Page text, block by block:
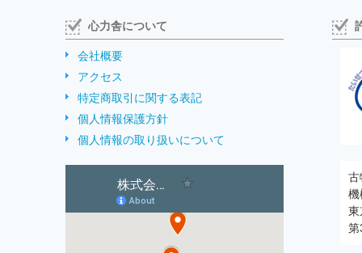
心力舎について
会社概要
アクセス
特定商取引に関する表記
個人情報保護方針
個人情報の取り扱いについて
古
機
東
第